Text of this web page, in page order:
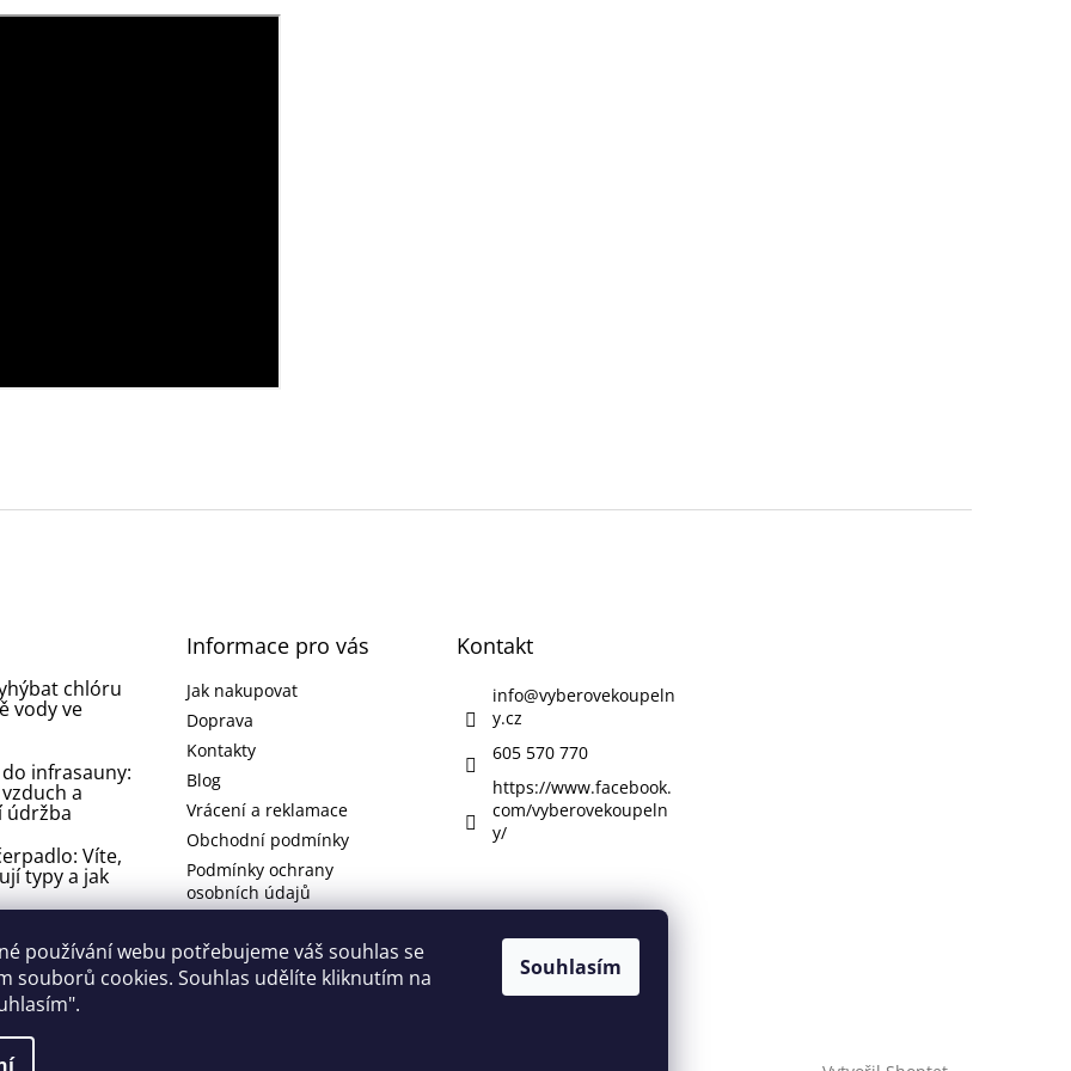
používání webu potřebujeme váš souhlas se
souborů cookies. Souhlas udělíte kliknutím na
Souhlasím
chlóru
vody ve
infrasauny:
a
údržba
Víte,
typy a jak
nebo
jak se jí
odstranit ji?
Informace pro vás
Jak nakupovat
Doprava
Kontakty
Blog
Vrácení a reklamace
Obchodní podmínky
Podmínky ochrany
osobních údajů
Kontakt
info@vyberovekoupeln
y.cz
605 570 770
https://www.facebook.
com/vyberovekoupeln
y/